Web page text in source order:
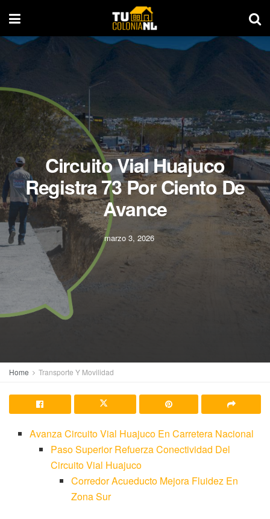
Circuito Vial Huajuco
Registra 73 Por Ciento De
Avance
marzo 3, 2026
Home Transporte Y Movilidad
Avanza Circuito Vial Huajuco En Carretera Nacional
Paso Superior Refuerza Conectividad Del
Circuito Vial Huajuco
Corredor Acueducto Mejora Fluidez En
Zona Sur